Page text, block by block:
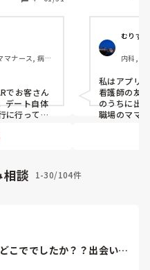
マナース, 病
でお客さん
デート自体
に行ってお
むりす
内科, 消
棟, 外来
診
私はアプリ
看護師の友
のうちに出
職場のママ
相談 1-30/104件
こででしたか？？出会いが